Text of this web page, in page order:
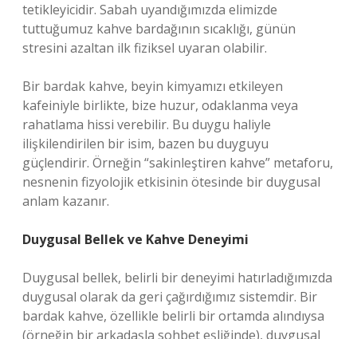
tetikleyicidir. Sabah uyandığımızda elimizde
tuttuğumuz kahve bardağının sıcaklığı, günün
stresini azaltan ilk fiziksel uyaran olabilir.
Bir bardak kahve, beyin kimyamızı etkileyen
kafeiniyle birlikte, bize huzur, odaklanma veya
rahatlama hissi verebilir. Bu duygu haliyle
ilişkilendirilen bir isim, bazen bu duyguyu
güçlendirir. Örneğin “sakinleştiren kahve” metaforu,
nesnenin fizyolojik etkisinin ötesinde bir duygusal
anlam kazanır.
Duygusal Bellek ve Kahve Deneyimi
Duygusal bellek, belirli bir deneyimi hatırladığımızda
duygusal olarak da geri çağırdığımız sistemdir. Bir
bardak kahve, özellikle belirli bir ortamda alındıysa
(örneğin bir arkadaşla sohbet eşliğinde), duygusal